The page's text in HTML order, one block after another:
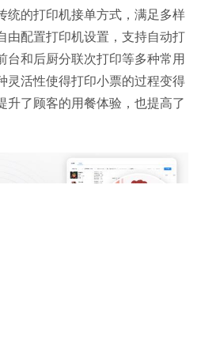
统的打印机接单方式，满足多样
由配置打印机设置，支持自动打
台和后厨分联次打印等多种常用
灵活性使得打印小票的过程变得
升了顾客的用餐体验，也提高了